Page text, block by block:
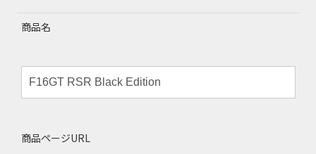
商品名
商品ページURL